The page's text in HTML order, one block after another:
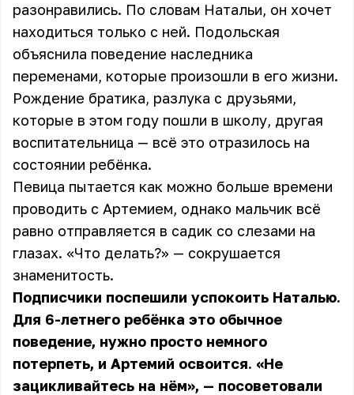
разонравились. По словам Натальи, он хочет
находиться только с ней. Подольская
объяснила поведение наследника
переменами, которые произошли в его жизни.
Рождение братика, разлука с друзьями,
которые в этом году пошли в школу, другая
воспитательница — всё это отразилось на
состоянии ребёнка.
Певица пытается как можно больше времени
проводить с Артемием, однако мальчик всё
равно отправляется в садик со слезами на
глазах. «Что делать?» — сокрушается
знаменитость.
Подписчики поспешили успокоить Наталью.
Для 6-летнего ребёнка это обычное
поведение, нужно просто немного
потерпеть, и Артемий освоится. «Не
зацикливайтесь на нём», — посоветовали